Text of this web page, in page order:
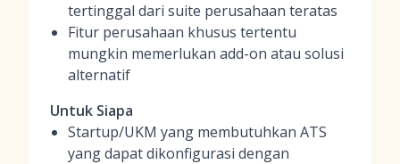
tertinggal dari suite perusahaan teratas
Fitur perusahaan khusus tertentu
mungkin memerlukan add-on atau solusi
alternatif
Untuk Siapa
Startup/UKM yang membutuhkan ATS
yang dapat dikonfigurasi dengan